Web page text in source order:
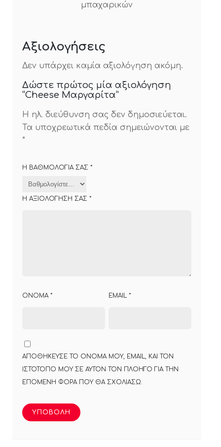
μπαχαρικών
Αξιολογήσεις
Δεν υπάρχει καμία αξιολόγηση ακόμη.
Δώστε πρώτος μία αξιολόγηση
“Cheese Μαργαρίτα”
Η ηλ. διεύθυνση σας δεν δημοσιεύεται.
Τα υποχρεωτικά πεδία σημειώνονται με
*
Η ΒΑΘΜΟΛΟΓΊΑ ΣΑΣ *
Η ΑΞΙΟΛΌΓΗΣΉ ΣΑΣ *
ΌΝΟΜΑ * EMAIL *
ΑΠΟΘΉΚΕΥΣΕ ΤΟ ΌΝΟΜΆ ΜΟΥ, EMAIL, ΚΑΙ ΤΟΝ
ΙΣΤΌΤΟΠΟ ΜΟΥ ΣΕ ΑΥΤΌΝ ΤΟΝ ΠΛΟΗΓΌ ΓΙΑ ΤΗΝ
ΕΠΌΜΕΝΗ ΦΟΡΆ ΠΟΥ ΘΑ ΣΧΟΛΙΆΣΩ.